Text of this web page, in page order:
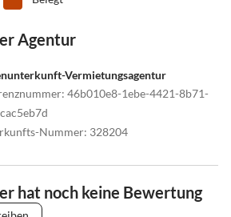
Agentur
Vermietungsagentur
: 46b010e8-1ebe-4421-8b71-
Nummer: 328204
hat noch keine Bewertung